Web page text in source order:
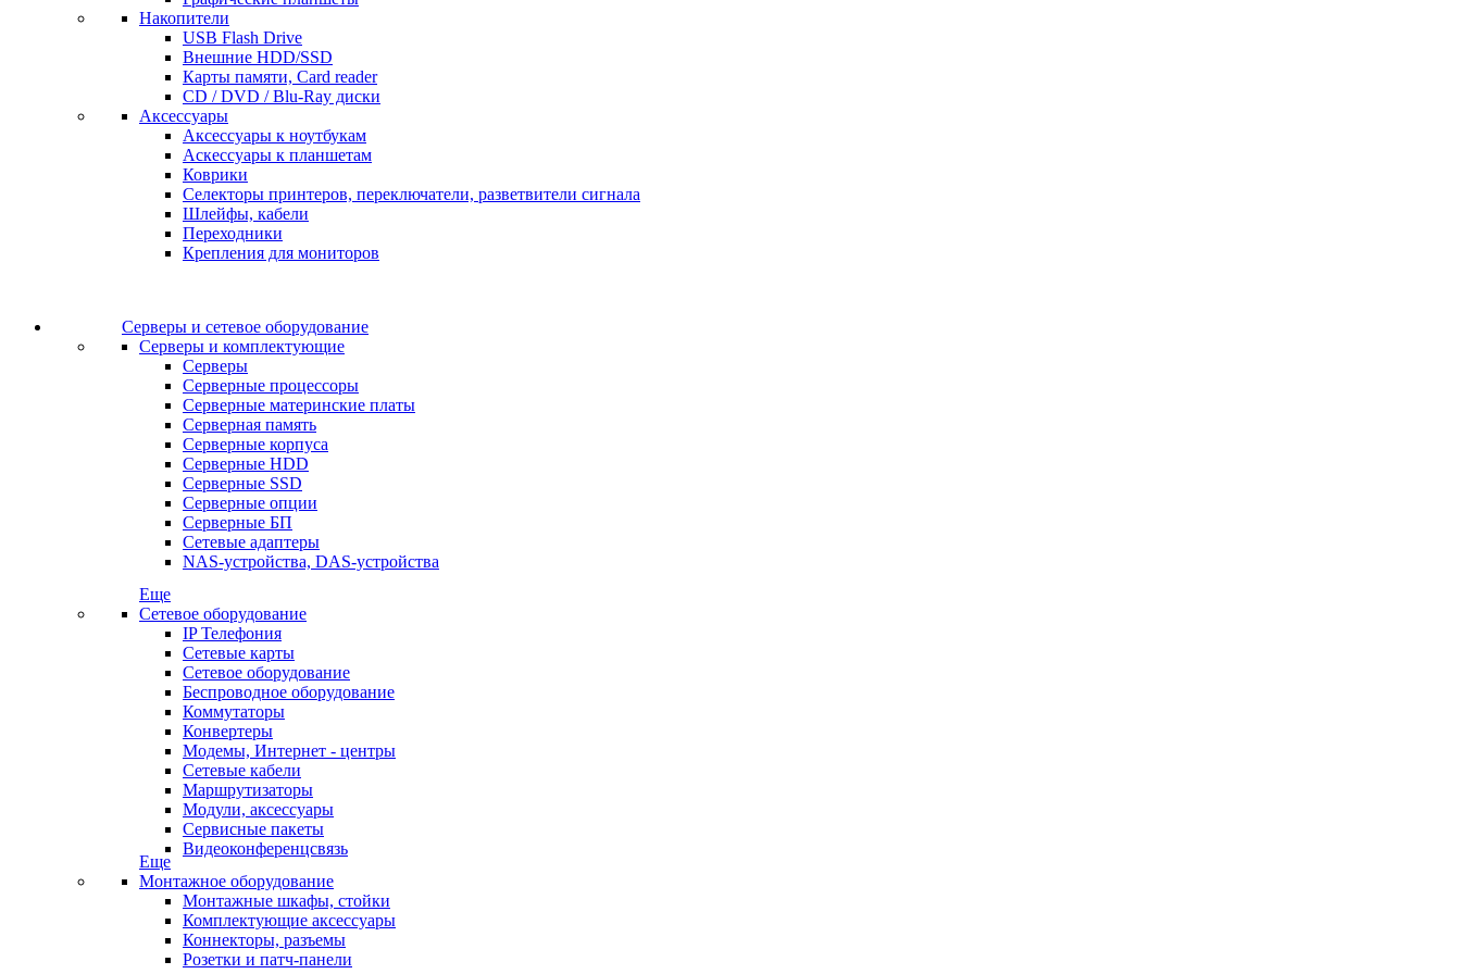
Накопители
USB Flash Drive
Внешние HDD/SSD
Карты памяти, Card reader
CD / DVD / Blu-Ray диски
Аксессуары
Аксессуары к ноутбукам
Аскессуары к планшетам
Коврики
Селекторы принтеров, переключатели, разветвители сигнала
Шлейфы, кабели
Переходники
Крепления для мониторов
Серверы и сетевое оборудование
Серверы и комплектующие
Серверы
Серверные процессоры
Серверные материнские платы
Серверная память
Серверные корпуса
Серверные HDD
Серверные SSD
Серверные опции
Серверные БП
Сетевые адаптеры
NAS-устройства, DAS-устройства
Еще
Сетевое оборудование
IP Телефония
Сетевые карты
Сетевое оборудование
Беспроводное оборудование
Коммутаторы
Конвертеры
Модемы, Интернет - центры
Сетевые кабели
Маршрутизаторы
Модули, аксессуары
Сервисные пакеты
Видеоконференцсвязь
Еще
Монтажное оборудование
Монтажные шкафы, стойки
Комплектующие аксессуары
Коннекторы, разъемы
Розетки и патч-панели